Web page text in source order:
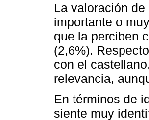
La valoración
importante o
que la perciben
(2,6%).
con el
relevancia,
En términos de
siente muy